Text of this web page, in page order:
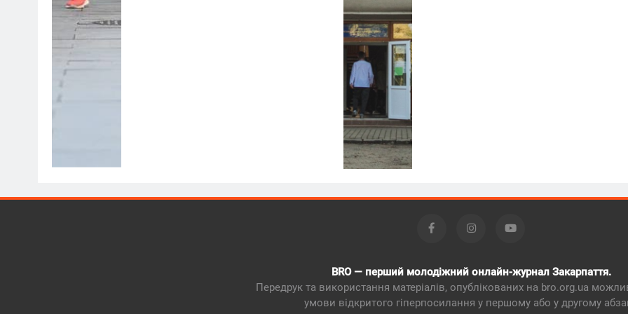
BRO — перший молодіжний онлайн-журнал Закарпаття.
Передрук та використання матеріалів, опублікованих на bro.org.ua
умови відкритого гіперпосилання у першому або у другому